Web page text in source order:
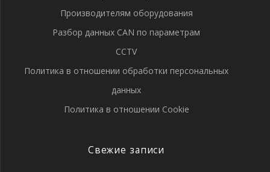
Производителям оборудования
Разбор данных CAN по параметрам
CCTV
Политика в отношении обработки персональных
данных
Политика в отношении Cookie
Свежие записи